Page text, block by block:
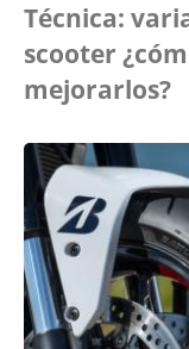
Técnica:
scooter
mejorarlos?